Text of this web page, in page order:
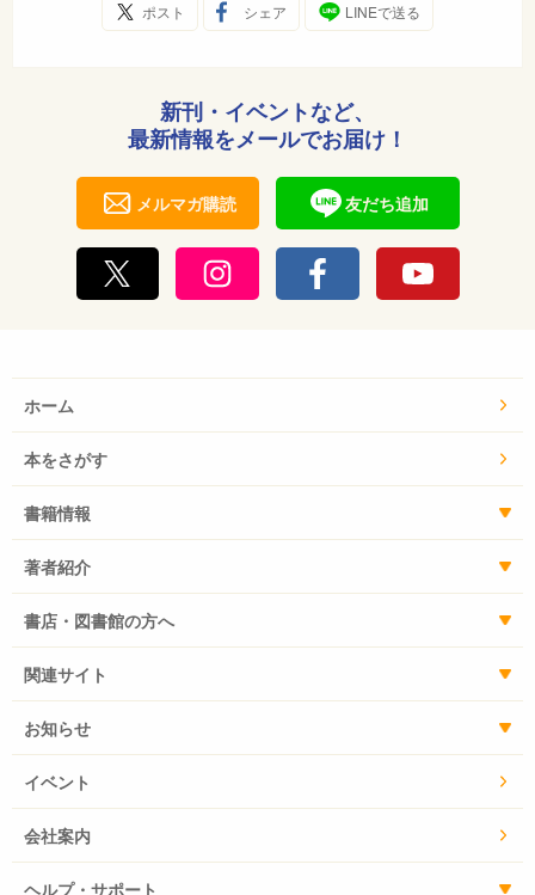
ポスト シェア LINEで送る
新刊・イベントなど、
最新情報をメールでお届け！
メルマガ購読 友だち追加
ホーム
本をさがす
書籍情報
著者紹介
書店・図書館の方へ
関連サイト
お知らせ
イベント
会社案内
ヘルプ・サポート